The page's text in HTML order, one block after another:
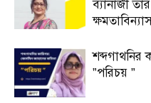
ব্যানার্জী
শব্দগাথনির
”পরিচয় ”